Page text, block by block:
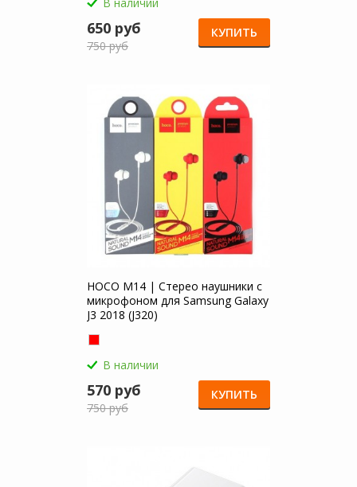
650 руб
750 руб
КУПИТЬ
HOCO M14 | Стерео наушники с
микрофоном для Samsung Galaxy
J3 2018 (J320)
В наличии
570 руб
750 руб
КУПИТЬ